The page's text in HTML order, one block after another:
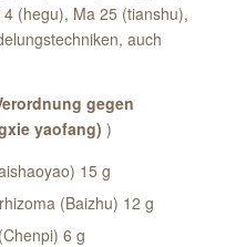
(hegu), Ma 25 (tianshu),
auch
gegen
yaofang) )
15 g
(Baizhu) 12 g
6 g